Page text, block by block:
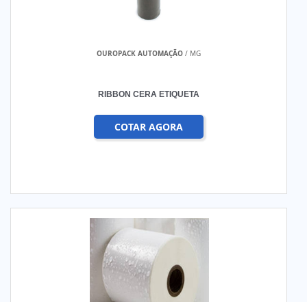
OUROPACK AUTOMAÇÃO / MG
RIBBON CERA ETIQUETA
COTAR AGORA